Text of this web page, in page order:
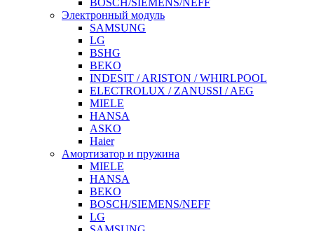
BOSCH/SIEMENS/NEFF
Электронный модуль
SAMSUNG
LG
BSHG
BEKO
INDESIT / ARISTON / WHIRLPOOL
ELECTROLUX / ZANUSSI / AEG
MIELE
HANSA
ASKO
Haier
Амортизатор и пружина
MIELE
HANSA
BEKO
BOSCH/SIEMENS/NEFF
LG